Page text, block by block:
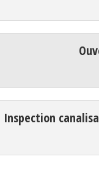
Inspection